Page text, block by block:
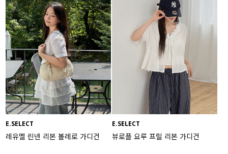
E.SELECT
레유멜 린넨 리본 볼레로 가디건
E.SELECT
뷰로플 요루 프릴 리본 가디건